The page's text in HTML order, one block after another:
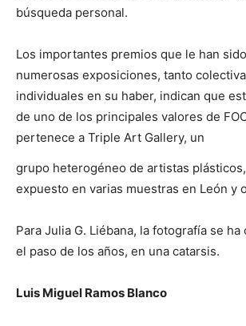
búsqueda personal.
Los importantes premios que le han
numerosas exposiciones, tanto
individuales en su haber, indican que
de uno de los principales valores de
pertenece a Triple Art Gallery, un
grupo heterogéneo de artistas
expuesto en varias muestras en León y
Para Julia G. Liébana, la fotografía se
el paso de los años, en una catarsis.
Luis Miguel Ramos